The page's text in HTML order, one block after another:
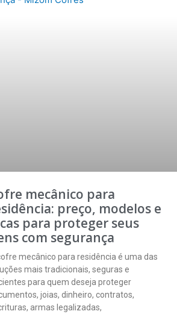
mecânico para
preço, modelos e
para proteger seus
com segurança
mecânico para residência é uma das
mais tradicionais, seguras e
para quem deseja proteger
joias, dinheiro, contratos,
armas legalizadas,